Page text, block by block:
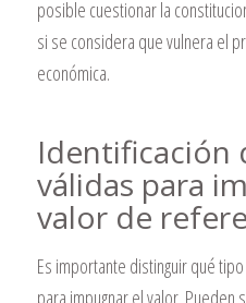
posible cuestionar la
si se considera que vulnera el
económica.
Identificación
válidas para
valor de
Es importante distinguir qué
para impugnar el valor. Pueden